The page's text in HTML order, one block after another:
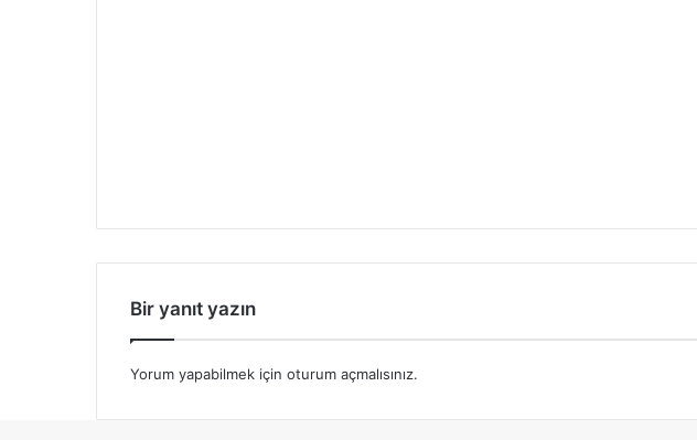
Bir yanıt yazın
Yorum yapabilmek için oturum açmalısınız.